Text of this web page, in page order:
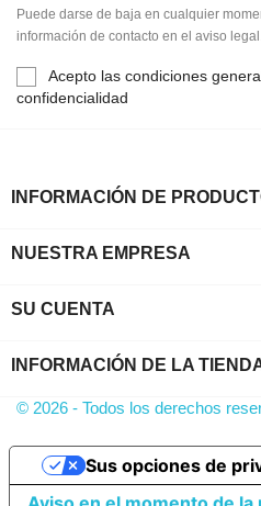
Puede darse de baja en cualquier
información de contacto en el aviso legal.
Acepto las condiciones
confidencialidad
INFORMACIÓN DE
NUESTRA EMPRESA
SU CUENTA
INFORMACIÓN DE LA
© 2026 - Todos los derechos
Sus opciones de